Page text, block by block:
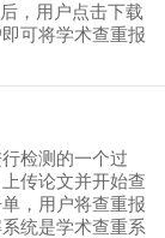
，用户点击下载
可将学术查重报
检测的一个过
传论文并开始查
，用户将查重报
统是学术查重系